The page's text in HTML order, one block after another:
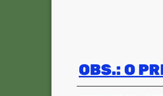
OBS.: O